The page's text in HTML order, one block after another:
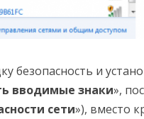
безопасность и
вводимые знаки»,
сети»), вместо